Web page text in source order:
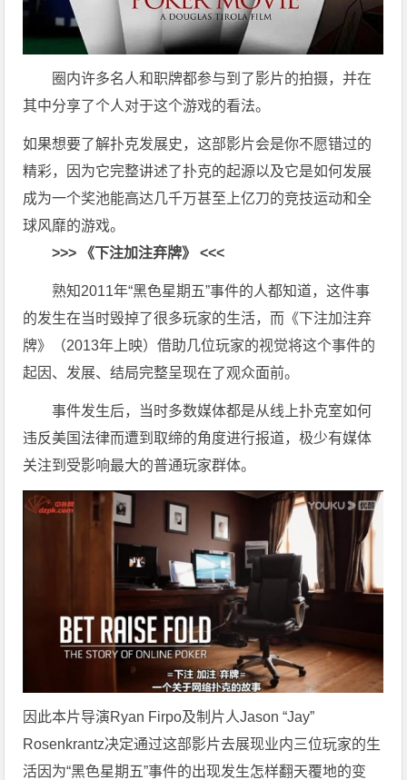
圈内许多名人和职牌都参与到了影片的拍摄，并在
其中分享了个人对于这个游戏的看法。
如果想要了解扑克发展史，这部影片会是你不愿错过的
精彩，因为它完整讲述了扑克的起源以及它是如何发展
成为一个奖池能高达几千万甚至上亿刀的竞技运动和全
球风靡的游戏。
>>> 《下注加注弃牌》 <<<
熟知2011年“黑色星期五”事件的人都知道，这件事
的发生在当时毁掉了很多玩家的生活，而《下注加注弃
牌》（2013年上映）借助几位玩家的视觉将这个事件的
起因、发展、结局完整呈现在了观众面前。
事件发生后，当时多数媒体都是从线上扑克室如何
违反美国法律而遭到取缔的角度进行报道，极少有媒体
关注到受影响最大的普通玩家群体。
因此本片导演Ryan Firpo及制片人Jason “Jay”
Rosenkrantz决定通过这部影片去展现业内三位玩家的生
活因为“黑色星期五”事件的出现发生怎样翻天覆地的变